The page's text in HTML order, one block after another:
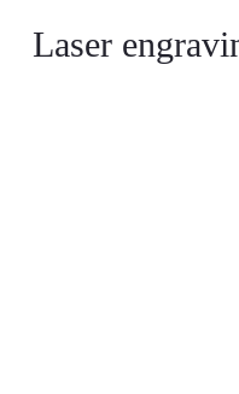
Laser